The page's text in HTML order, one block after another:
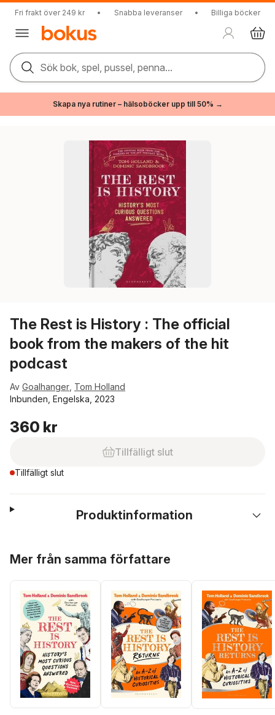
Fri frakt över 249 kr • Snabba leveranser • Billiga böcker
Sök bok, spel, pussel, penna...
Skapa nya rutiner – hälsoböcker upp till 50% →
The Rest is History : The official
book from the makers of the hit
podcast
Av Goalhanger Tom Holland
Inbunden, Engelska, 2023
360 kr
Tillfälligt slut
Tillfälligt slut
Produktinformation
Mer från samma författare